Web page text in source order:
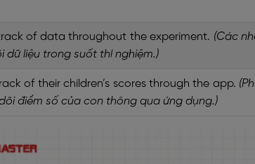
of data throughout the experiment. (Các
dữ liệu trong suốt thí nghiệm.)
of their children’s scores through the app.
điểm số của con thông qua ứng dụng.)